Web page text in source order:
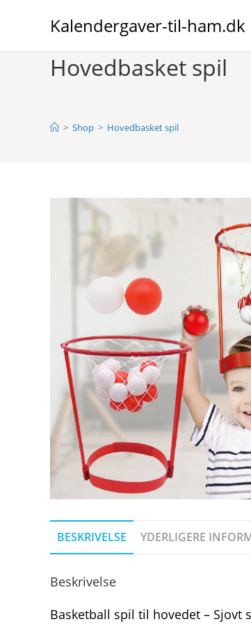
Kalendergaver-til-ham.dk
Hovedbasket spil
> Shop > Hovedbasket spil
BESKRIVELSE YDERLIGERE
Beskrivelse
Basketball spil til hovedet –